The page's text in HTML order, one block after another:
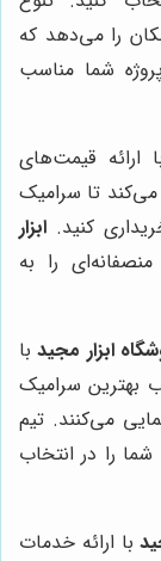
را می‌دهد که
شما مناسب
ارائه قیمت‌های
تا سرامیک
کنید. ابزار
را به
ابزار مجیدبا
بهترین سرامیک
می‌کنند. تیم
شما را در انتخاب
با ارائه خدمات